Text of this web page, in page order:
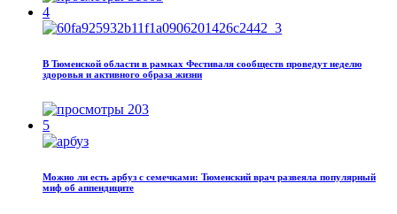
4
В Тюменской области в рамках Фестиваля сообществ проведут неделю
здоровья и активного образа жизни
203
5
Можно ли есть арбуз с семечками: Тюменский врач развеяла популярный
миф об аппендиците